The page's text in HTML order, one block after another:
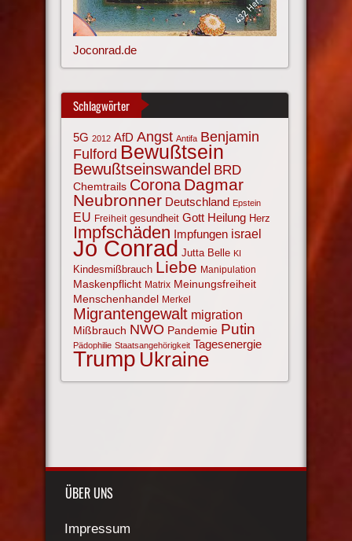
Joconrad.de
Schlagwörter
5G 2012 AfD Angst Antifa Benjamin
Fulford Bewußtsein
Bewußtseinswandel BRD
Chemtrails Corona Dagmar
Neubronner Deutschland Epstein
EU Freiheit gesundheit Gott Heilung Herz
Impfschäden Impfungen israel
Jo Conrad Jutta Belle KI
Kindesmißbrauch Liebe Manipulation
Maskenpflicht Matrix Meinungsfreiheit
Menschenhandel Merkel
Migrantengewalt migration
Mißbrauch NWO Pandemie Putin
Pädophilie Staatsangehörigkeit Tagesenergie
Trump Ukraine
ÜBER UNS
Impressum